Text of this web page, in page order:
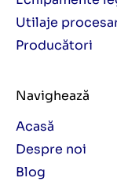
Utilaje
Producători
Navighează
Acasă
Despre noi
Blog